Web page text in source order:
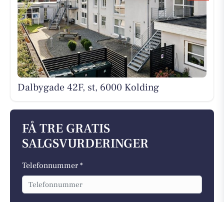
Dalbygade 42F, st, 6000 Kolding
FÅ TRE GRATIS
SALGSVURDERINGER
Telefonnummer *